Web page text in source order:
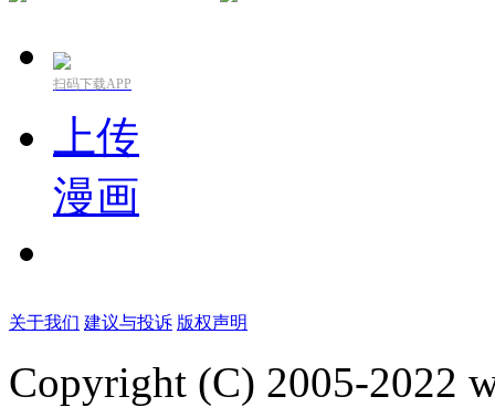
扫码下载APP
上传
漫画
关于我们 建议与投诉 版权声明
Copyright (C) 2005-2022